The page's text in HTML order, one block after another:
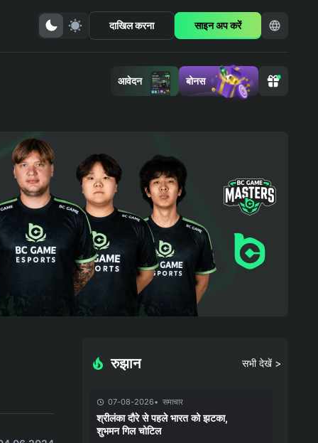
दाखिल करना साइन अप करें
आवेदन बोनस
रुझान सभी देखें >
07-08-2026 समाचार
श्रीलंका दौरे से पहले भारत को झटका,
शुभमन गिल चोटिल